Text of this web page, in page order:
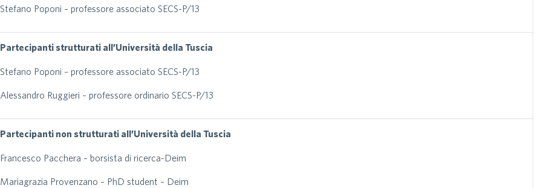
Stefano Poponi – professore associato SECS-P/13
Partecipanti strutturati all’Università della Tuscia
Stefano Poponi – professore associato SECS-P/13
Alessandro Ruggieri – professore ordinario SECS-P/13
Partecipanti non strutturati all’Università della Tuscia
Francesco Pacchera – borsista di ricerca-Deim
Mariagrazia Provenzano – PhD student – Deim